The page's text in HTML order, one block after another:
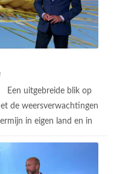
Een uitgebreide blik op
de weersverwachtingen
in eigen land en in